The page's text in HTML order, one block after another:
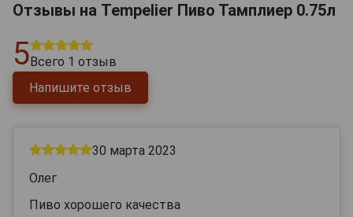
Отзывы на Tempelier Пиво Тамплиер 0.75л
5 Всего 1 отзыв
Напишите отзыв
30 марта 2023
Олег
Пиво хорошего качества